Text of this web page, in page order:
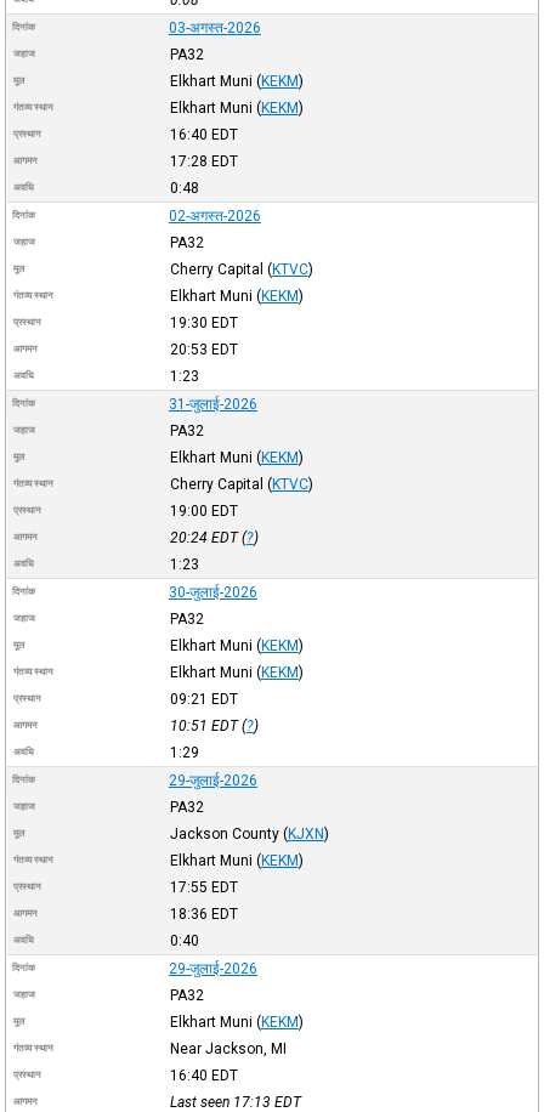
दिनांक 03-अगस्त-2026
जहाज PA32
मूल Elkhart Muni (KEKM)
गंतव्य स्थान Elkhart Muni (KEKM)
प्रस्थान 16:40 EDT
आगमन 17:28 EDT
अवधि 0:48
दिनांक 02-अगस्त-2026
जहाज PA32
मूल Cherry Capital (KTVC)
गंतव्य स्थान Elkhart Muni (KEKM)
प्रस्थान 19:30 EDT
आगमन 20:53 EDT
अवधि 1:23
दिनांक 31-जुलाई-2026
जहाज PA32
मूल Elkhart Muni (KEKM)
गंतव्य स्थान Cherry Capital (KTVC)
प्रस्थान 19:00 EDT
आगमन 20:24 EDT(?)
अवधि 1:23
दिनांक 30-जुलाई-2026
जहाज PA32
मूल Elkhart Muni (KEKM)
गंतव्य स्थान Elkhart Muni (KEKM)
प्रस्थान 09:21 EDT
आगमन 10:51 EDT(?)
अवधि 1:29
दिनांक 29-जुलाई-2026
जहाज PA32
मूल Jackson County (KJXN)
गंतव्य स्थान Elkhart Muni (KEKM)
प्रस्थान 17:55 EDT
आगमन 18:36 EDT
अवधि 0:40
दिनांक 29-जुलाई-2026
जहाज PA32
मूल Elkhart Muni (KEKM)
गंतव्य स्थान Near Jackson, MI
प्रस्थान 16:40 EDT
आगमन Last seen 17:13 EDT